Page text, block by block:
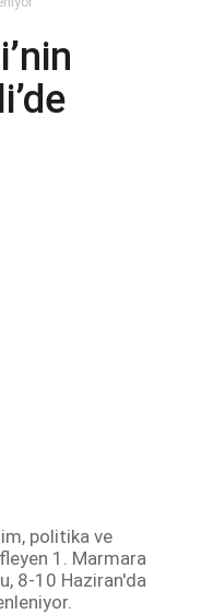
politika ve
1. Marmara
8-10 Haziran'da